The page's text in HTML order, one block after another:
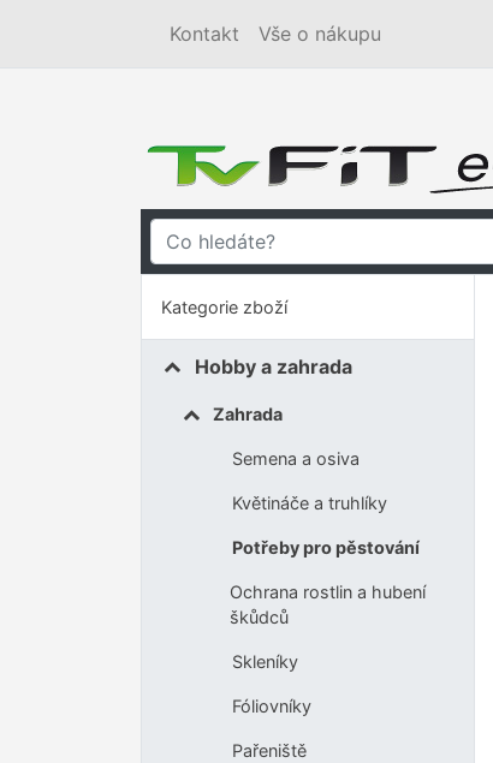
Kontakt Vše o nákupu
Kategorie zboží
Hobby a zahrada
Zahrada
Semena a osiva
Květináče a truhlíky
Potřeby pro pěstování
Ochrana rostlin a hubení
škůdců
Skleníky
Fóliovníky
Pařeniště